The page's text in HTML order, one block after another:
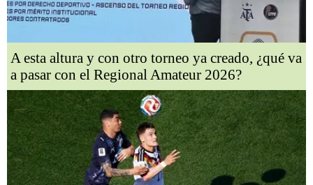
A esta altura y con otro torneo ya creado, ¿qué va
a pasar con el Regional Amateur 2026?